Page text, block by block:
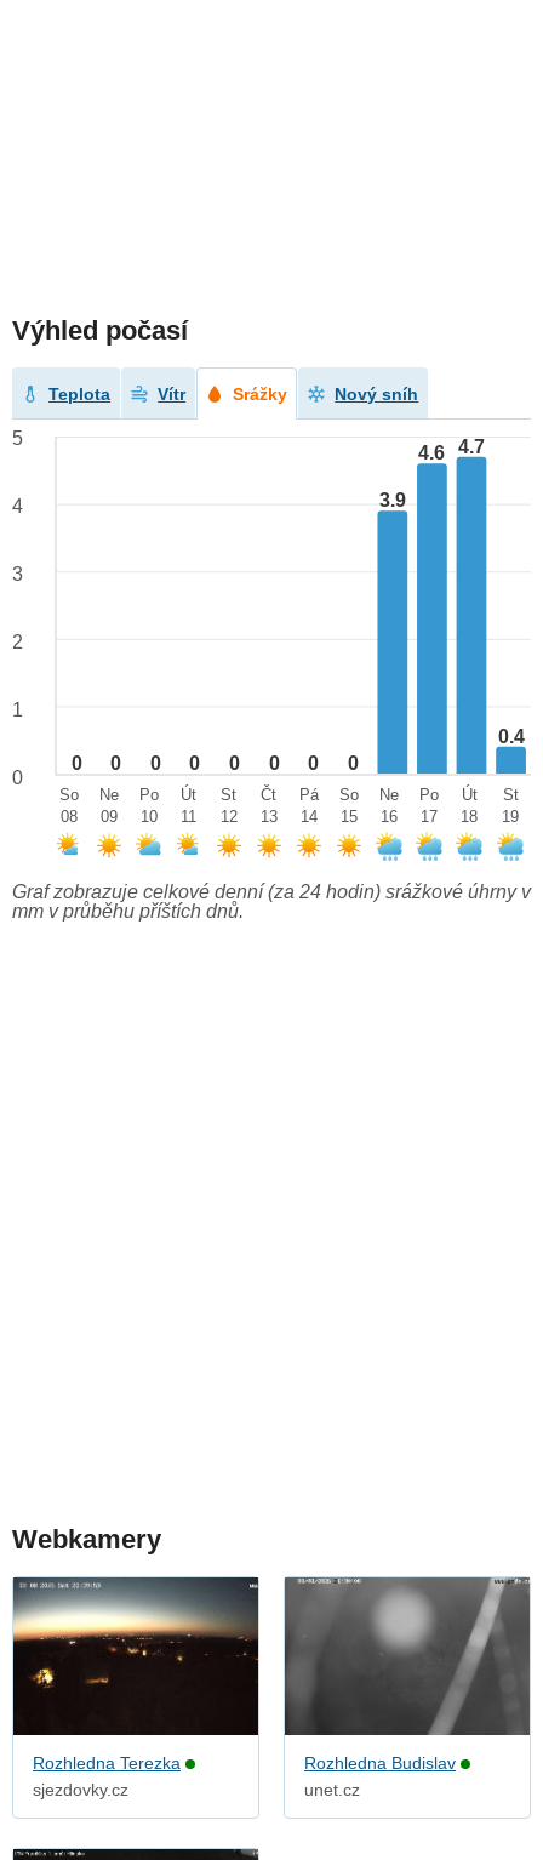
Výhled počasí
Teplota Vítr Srážky Nový sníh
0 0 0 0 0 0 0 0
3.9
4.6 4.7
0.4
5
4
3
2
1
0
So
08
Ne
09
Po
10
Út
11
St
12
Čt
13
Pá
14
So
15
Ne
16
Po
17
Út
18
St
19
Graf zobrazuje celkové denní (za 24 hodin) srážkové úhrny v
mm v průběhu příštích dnů.
Webkamery
Rozhledna Terezka
sjezdovky.cz
Rozhledna Budislav
unet.cz